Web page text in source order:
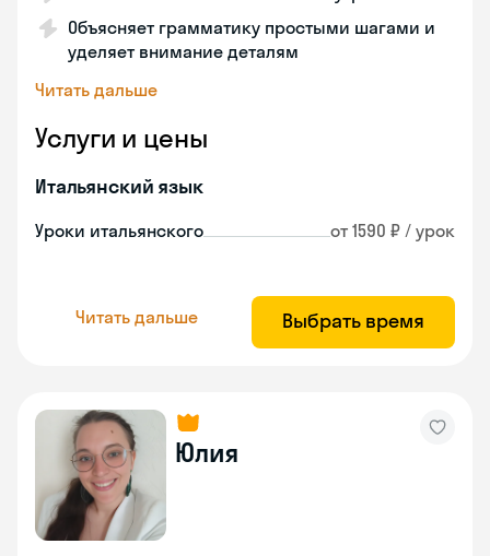
Объясняет грамматику простыми шагами и
уделяет внимание деталям
Читать дальше
Услуги и цены
Итальянский язык
Уроки итальянского от 1590 ₽ / урок
Читать дальше Выбрать время
Юлия